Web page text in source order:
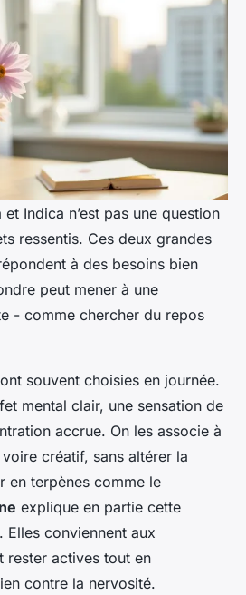
Indica n’est pas une question
ressentis. Ces deux grandes
à des besoins bien
peut mener à une
- comme chercher du repos
souvent choisies en journée.
mental clair, une sensation de
accrue. On les associe à
voire créatif, sans altérer la
en terpènes comme le
explique en partie cette
conviennent aux
rester actives tout en
contre la nervosité.